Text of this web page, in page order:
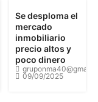
Se desploma el
mercado
inmobiliario
precio altos y
poco dinero
09/09/2025